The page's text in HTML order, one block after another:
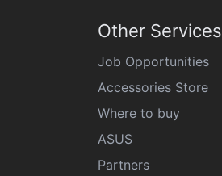
Other Services
Job Opportunities
Accessories Store
Where to buy
ASUS
Partners